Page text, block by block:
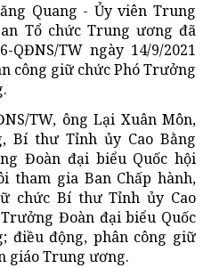
Quang - Ủy viên Trung
Tổ chức Trung ương đã
QĐNS/TW ngày 14/9/2021
công giữ chức Phó Trưởng
TW, ông Lại Xuân Môn,
Bí thư Tỉnh ủy Cao Bằng
Đoàn đại biểu Quốc hội
tham gia Ban Chấp hành,
chức Bí thư Tỉnh ủy Cao
Đoàn đại biểu Quốc
điều động, phân công giữ
giáo Trung ương.